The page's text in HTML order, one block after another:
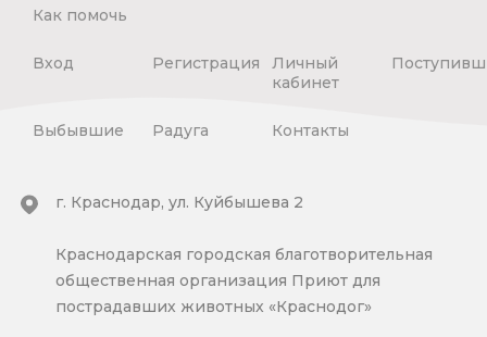
Как помочь
Вход Регистрация
Личный
кабинет
Выбывшие Радуга Контакты
г. Краснодар, ул. Куйбышева 2
Краснодарская городская благотворительная
общественная организация Приют для
пострадавших животных «Краснодог»